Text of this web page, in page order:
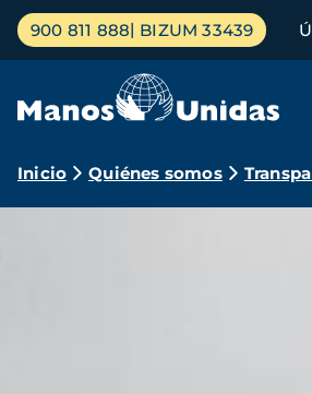
Pasar
contenido
Menú
principal
900 811 888 BIZUM 33439
Ruta
Inicio Quiénes somos